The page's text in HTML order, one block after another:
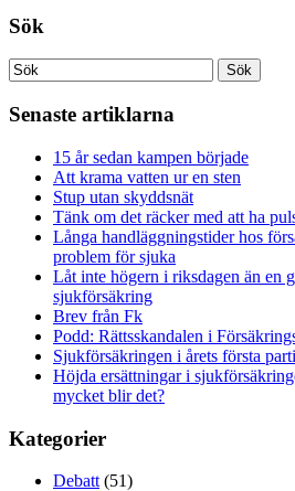
Sök
Senaste artiklarna
15 år sedan kampen började
Att krama vatten ur en sten
Stup utan skyddsnät
Tänk om det räcker med att ha
Långa handläggningstider hos
problem för sjuka
Låt inte högern i riksdagen än en
sjukförsäkring
Brev från Fk
Podd: Rättsskandalen i
Sjukförsäkringen i årets första
Höjda ersättningar i
mycket blir det?
Kategorier
Debatt (51)